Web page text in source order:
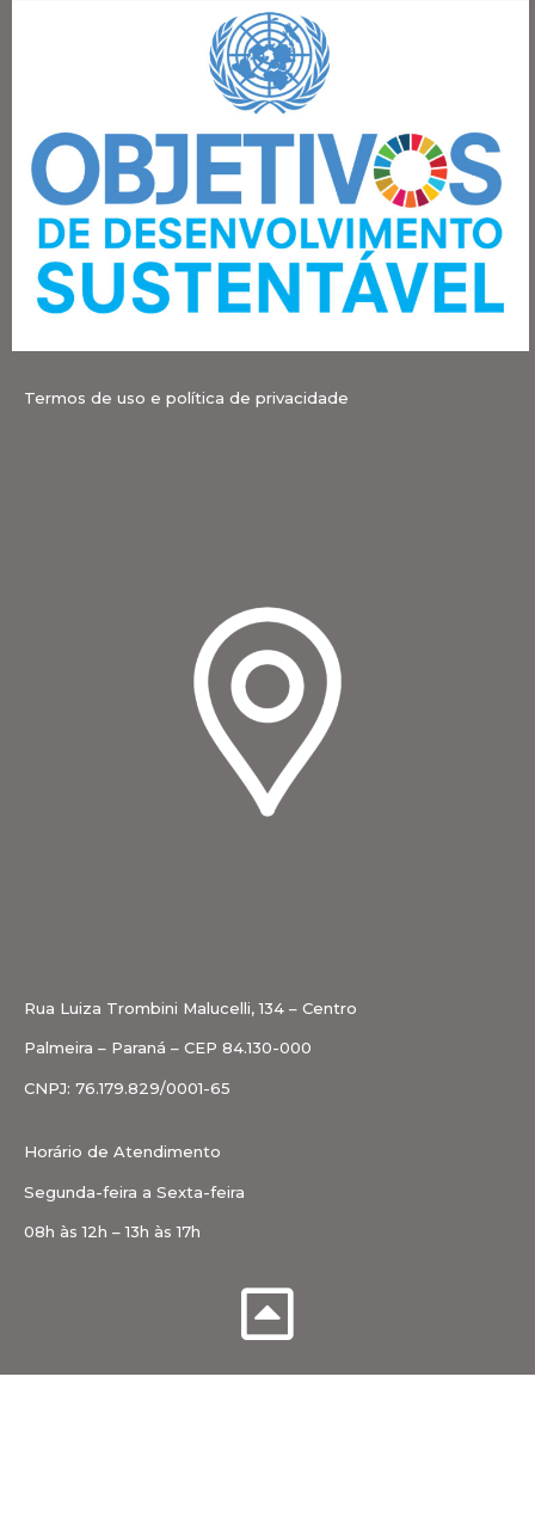
Termos de uso e política de privacidade
Rua Luiza Trombini Malucelli, 134 – Centro
Palmeira – Paraná – CEP 84.130-000
CNPJ: 76.179.829/0001-65
Horário de Atendimento
Segunda-feira a Sexta-feira
08h às 12h – 13h às 17h